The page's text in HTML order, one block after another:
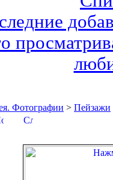
Фотографии > Пейзажи